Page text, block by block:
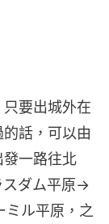
要出城外在
話，可以由
發一路往北
スダム平原→
ル平原，之